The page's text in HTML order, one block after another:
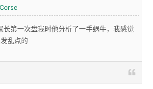
Corse
长第一次盘我时他分析了一手蜗牛，我感觉
乱点的